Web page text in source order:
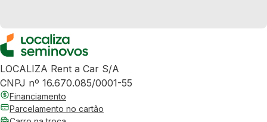
LOCALIZA Rent a Car S/A
CNPJ nº 16.670.085/0001-55
Financiamento
Parcelamento no cartão